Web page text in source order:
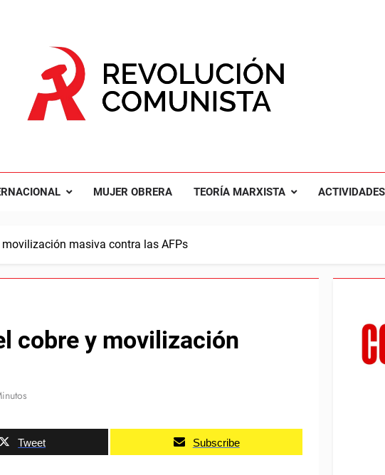
MUJER OBRERA TEORÍA MARXISTA ACTIVIDADES
masiva contra las AFPs
cobre y movilización
Tweet Subscribe